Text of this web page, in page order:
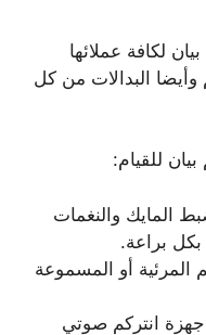
لكافة عملائها
وأيضا البدالات من كل
للقيام:
المايك والنغمات
براعة.
المرئية أو المسموعة
انتركم صوتي